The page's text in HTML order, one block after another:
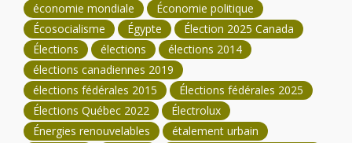
économie mondiale
Économie politique
Écosocialisme
Égypte
Élection 2025 Canada
Élections
élections
élections 2014
élections canadiennes 2019
élections fédérales 2015
Élections fédérales 2025
Élections Québec 2022
Électrolux
Énergies renouvelables
étalement urbain